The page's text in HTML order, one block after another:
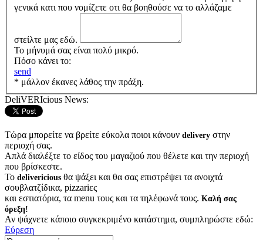
γενικά κατι που νομίζετε οτι θα βοηθούσε να το αλλάζαμε
στείλτε μας εδώ.
Το μήνυμά σας είναι πολύ μικρό.
Πόσο κάνει το:
send
* μάλλον έκανες λάθος την πράξη.
DeliVERIcious News:
Τώρα μπορείτε να βρείτε εύκολα ποιοι κάνουν delivery στην
περιοχή σας.
Απλά διαλέξτε το είδος του μαγαζιού που θέλετε και την περιοχή
που βρίσκεστε.
Το delivericious θα ψάξει και θα σας επιστρέψει τα ανοιχτά
σουβλατζίδικα, pizzariες
και εστιατόρια, τα menu τους και τα τηλέφωνά τους. Καλή σας
όρεξη!
Αν ψάχνετε κάποιο συγκεκριμένο κατάστημα, συμπληρώστε εδώ:
Εύρεση